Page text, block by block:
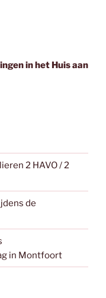
in het Huis aan
2 HAVO / 2
de
in Montfoort